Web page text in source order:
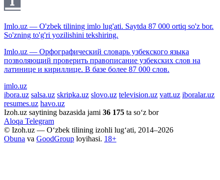
Imlo.uz — O'zbek tilining imlo lug'ati. Saytda 87 000 ortiq so'z bor.
So'zning to'g'ri yozilishini tekshiring.
Imlo.uz — Орфографический словарь узбекского языка
позволяющий проверить правописание узбекских слов на
латинице и кириллице. В базе более 87 000 слов.
imlo.uz
ibora.uz salsa.uz skripka.uz slovo.uz television.uz vatt.uz iboralar.uz
resumes.uz havo.uz
Izoh.uz saytining bazasida jami 36 175 ta so‘z bor
Aloqa Telegram
© Izoh.uz — O‘zbek tilining izohli lug‘ati, 2014–2026
Obuna va GoodGroup loyihasi. 18+